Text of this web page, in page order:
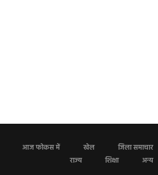
आज फोकस में खेल जिला समाचार
राज्य
शिक्षा अन्य